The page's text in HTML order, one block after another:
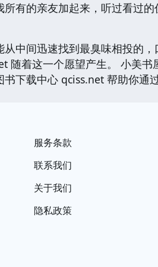
有的亲友加起来，听过看过
中间迅速找到最臭味相投的
随着这一个愿望产生。 小美书
下载中心 qciss.net 帮助你通
服务条款
联系我们
关于我们
隐私政策